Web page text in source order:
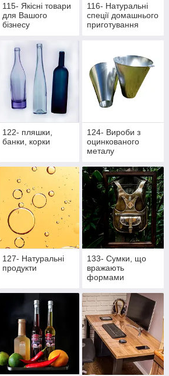
115- Якісні товари
для Вашого
бізнесу
116- Натуральні
спеції домашнього
приготування
122- пляшки,
банки, корки
124- Вироби з
оцинкованого
металу
127- Натуральні
продукти
133- Сумки, що
вражають
формами